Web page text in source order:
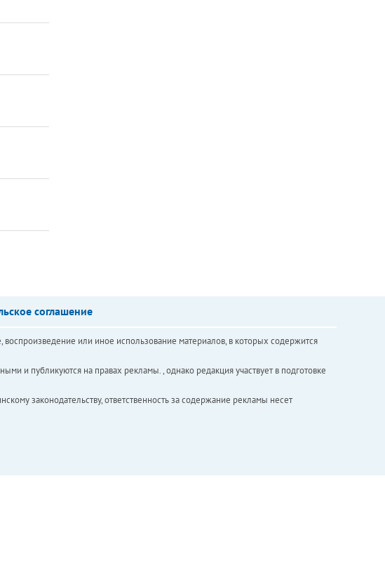
соглашение
или иное использование материалов, в которых содержится
и публикуются на правах рекламы. , однако редакция участвует в подготовке
законодательству, ответственность за содержание рекламы несет